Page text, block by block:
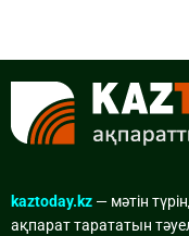
kaztoday.kz — мәтін
ақпарат тарататын